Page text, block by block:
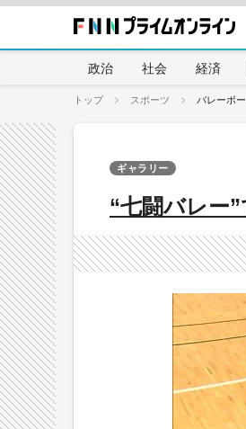
政治 社会 経済
トップ スポーツ バレーボ
“七闘バレー
ギャラリー